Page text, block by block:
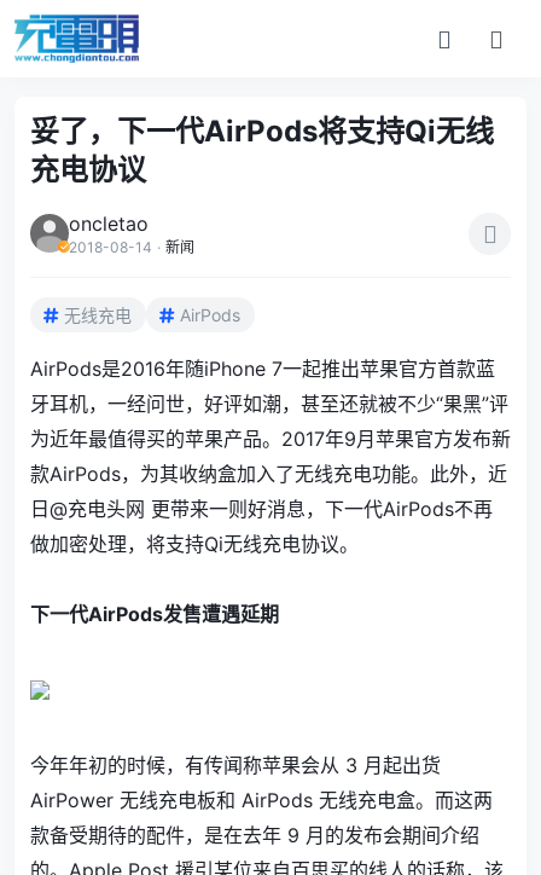
妥了，下一代AirPods将支持Qi无线
充电协议
oncletao
2018-08-14 · 新闻
无线充电 AirPods
AirPods是2016年随iPhone 7一起推出苹果官方首款蓝
牙耳机，一经问世，好评如潮，甚至还就被不少“果黑”评
为近年最值得买的苹果产品。2017年9月苹果官方发布新
款AirPods，为其收纳盒加入了无线充电功能。此外，近
日@充电头网 更带来一则好消息，下一代AirPods不再
做加密处理，将支持Qi无线充电协议。
下一代AirPods发售遭遇延期
今年年初的时候，有传闻称苹果会从 3 月起出货
AirPower 无线充电板和 AirPods 无线充电盒。而这两
款备受期待的配件，是在去年 9 月的发布会期间介绍
的。Apple Post 援引某位来自百思买的线人的话称，该